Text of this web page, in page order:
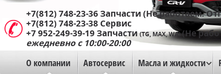
О компании Автосервис Масла и жидкости
+7(812) 748-23-36 Запчасти (Не работаем.
+7(812) 748-23-38 Сервис
+7 952-249-39-19 Запчасти(TG, MAX, WA)(Не
ежедневно с 10:00-20:00